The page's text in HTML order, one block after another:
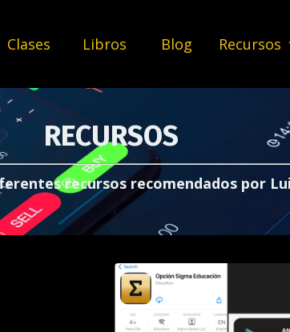
Clases Libros Blog Recursos
RECURSOS
recursos recomendados por